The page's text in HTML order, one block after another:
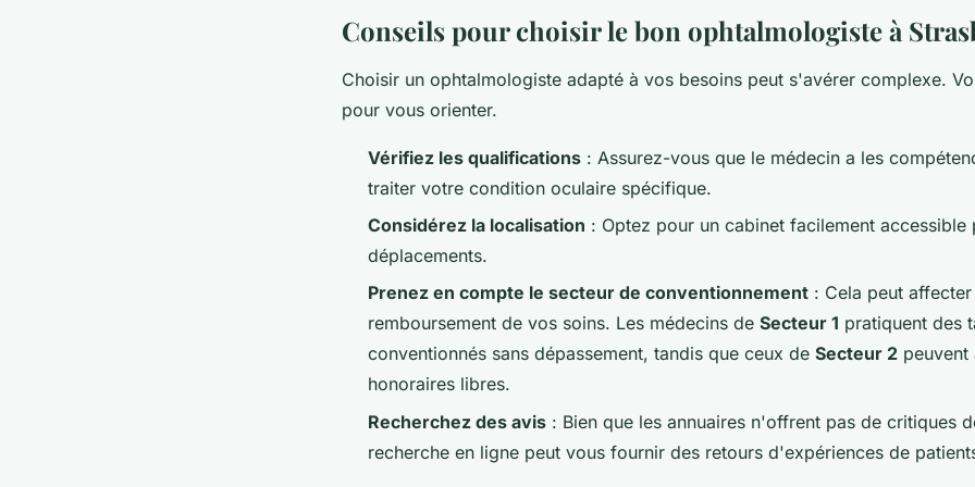
Conseils pour choisir le bon ophtalmologiste à
Choisir un ophtalmologiste adapté à vos besoins peut s'avérer complexe.
pour vous orienter.
Vérifiez les qualifications : Assurez-vous que le médecin a les
traiter votre condition oculaire spécifique.
Considérez la localisation : Optez pour un cabinet facilement
déplacements.
Prenez en compte le secteur de conventionnement : Cela peut
remboursement de vos soins. Les médecins de Secteur 1 pratiquent des
conventionnés sans dépassement, tandis que ceux de Secteur 2 peuvent
honoraires libres.
Recherchez des avis : Bien que les annuaires n'offrent pas de critiques
recherche en ligne peut vous fournir des retours d'expériences de